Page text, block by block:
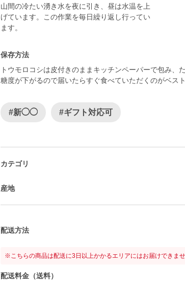
山間の冷たい湧き水を夜に引き、昼は水温を上
げています。この作業を毎日繰り返し行ってい
ます。
保存方法
トウモロコシは皮付きのままキッチンペーパーで包み、
糖度が下がるので届いたらすぐ食べていただくのがベス
#新◯◯ #ギフト対応可
カテゴリ
産地
配送方法
※こちらの商品は配送に3日以上かかるエリアにはお届けできま
配送料金（送料）